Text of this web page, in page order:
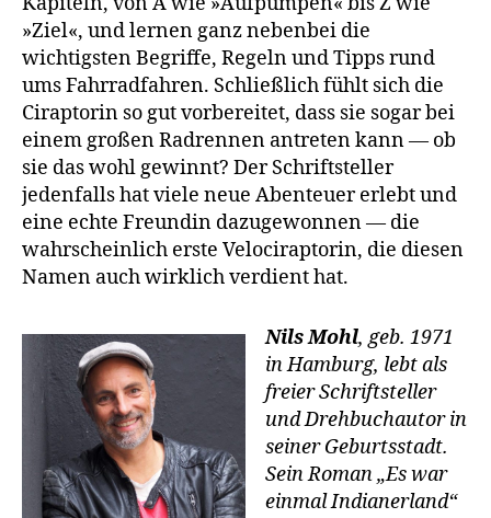
»Ziel«, und lernen ganz nebenbei die
wichtigsten Begriffe, Regeln und Tipps rund
ums Fahrradfahren. Schließlich fühlt sich die
Ciraptorin so gut vorbereitet, dass sie sogar bei
einem großen Radrennen antreten kann — ob
sie das wohl gewinnt? Der Schriftsteller
jedenfalls hat viele neue Abenteuer erlebt und
eine echte Freundin dazugewonnen — die
wahrscheinlich erste Velociraptorin, die diesen
Namen auch wirklich verdient hat.
Nils Mohl, geb. 1971
in Hamburg, lebt als
freier Schriftsteller
und Drehbuchautor in
seiner Geburtsstadt.
Sein Roman „Es war
einmal Indianerland“